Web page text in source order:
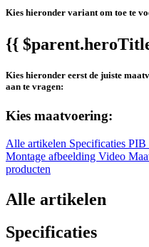
Kies hieronder variant om toe te
{{
Kies hieronder eerst de juiste
aan te vragen:
Kies maatvoering:
Alle artikelen Specificaties PIB
Montage afbeelding Video
producten
Alle artikelen
Specificaties